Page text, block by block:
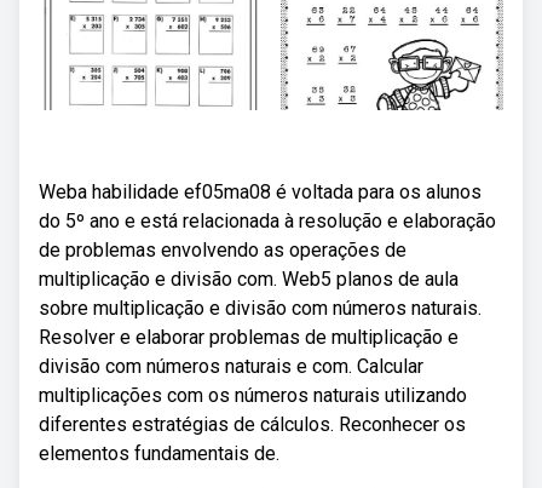
Weba habilidade ef05ma08 é voltada para os alunos
do 5º ano e está relacionada à resolução e elaboração
de problemas envolvendo as operações de
multiplicação e divisão com. Web5 planos de aula
sobre multiplicação e divisão com números naturais.
Resolver e elaborar problemas de multiplicação e
divisão com números naturais e com. Calcular
multiplicações com os números naturais utilizando
diferentes estratégias de cálculos. Reconhecer os
elementos fundamentais de.